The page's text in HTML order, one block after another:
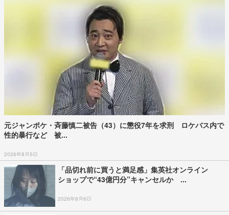
元ジャンポケ・斉藤慎二被告（43）に懲役7年を求刑 ロケバス内で
性的暴行など 被...
2026年8月5日
「品切れ前に買うと満足感」集英社オンライン
ショップで“43億円分”キャンセルか ...
2026年8月6日